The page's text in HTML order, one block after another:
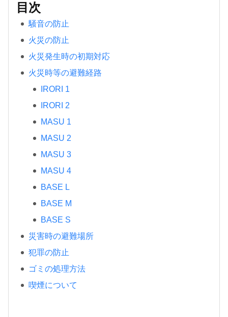
目次
騒音の防止
火災の防止
火災発生時の初期対応
火災時等の避難経路
IRORI 1
IRORI 2
MASU 1
MASU 2
MASU 3
MASU 4
BASE L
BASE M
BASE S
災害時の避難場所
犯罪の防止
ゴミの処理方法
喫煙について